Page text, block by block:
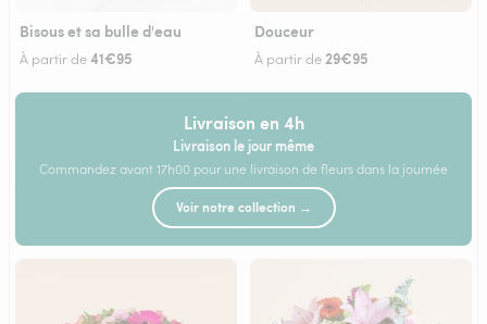
Bisous et sa bulle d'eau
À partir de41€95
Douceur
À partir de29€95
Livraison en 4h
Livraison le jour même
Commandez avant 17h00 pour une livraison de fleurs dans la journée
Voir notre collection →